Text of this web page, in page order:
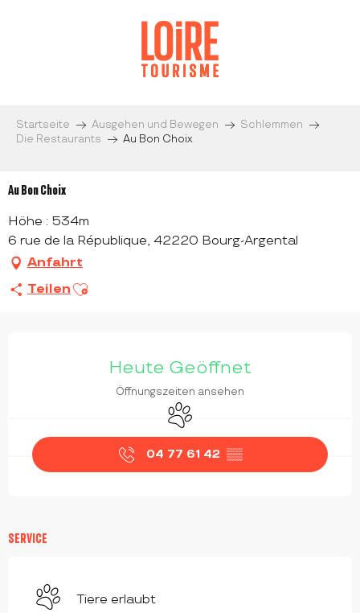
Startseite Ausgehen und Bewegen
Schlemmen
Die Restaurants
Au Bon Choix
Au Bon Choix
Höhe : 534m
6 rue de la République, 42220 Bourg-Argental
Anfahrt
Teilen Ajouter aux favoris
Heute Geöffnet
Öffnungszeiten ansehen
Tiere erlaubt
04 77 61 42 ▒▒
SERVICE
Tiere erlaubt